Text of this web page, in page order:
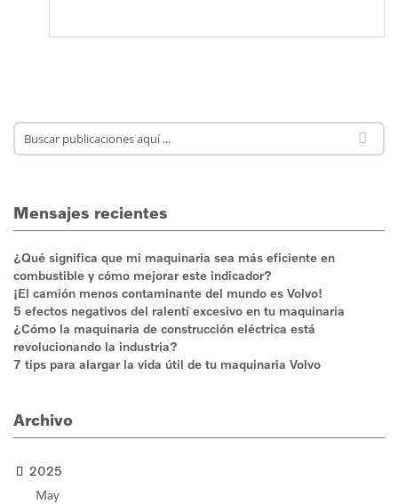
Mensajes recientes
¿Qué significa que mi maquinaria sea más eficiente en
combustible y cómo mejorar este indicador?
¡El camión menos contaminante del mundo es Volvo!
5 efectos negativos del ralentí excesivo en tu maquinaria
¿Cómo la maquinaria de construcción eléctrica está
revolucionando la industria?
7 tips para alargar la vida útil de tu maquinaria Volvo
Archivo
2025
May